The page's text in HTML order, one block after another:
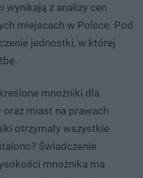
wynikają z analizy cen
miejscach w Polsce. Pod
jednostki, w której
mnożniki dla
miast na prawach
otrzymały wszystkie
Świadczenie
mnożnika ma